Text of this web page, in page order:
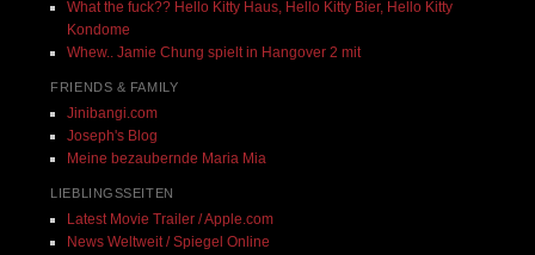
What the fuck?? Hello Kitty Haus, Hello Kitty Bier, Hello Kitty
Kondome
Whew.. Jamie Chung spielt in Hangover 2 mit
FRIENDS & FAMILY
Jinibangi.com
Joseph's Blog
Meine bezaubernde Maria Mia
LIEBLINGSSEITEN
Latest Movie Trailer / Apple.com
News Weltweit / Spiegel Online